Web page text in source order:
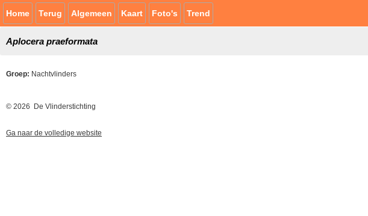
Home Terug Algemeen Kaart Foto's Trend
Aplocera praeformata
Groep: Nachtvlinders
© 2026 De Vlinderstichting
Ga naar de volledige website